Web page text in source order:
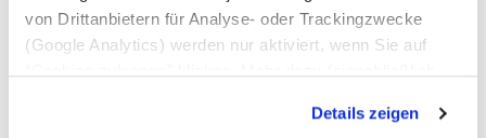
von Drittanbietern für Analyse- oder Trackingzwecke
(Google Analytics) werden nur aktiviert, wenn Sie auf
Datenschutzerklärung—
Details zeigen
allen nachfolgenden Seitenanfragen und
zukünftigen Benutzersitzungen automatisch
für bis zu 12 Monate lesen und respektieren
kann. Sie haben jederzeit die Möglichkeit Ihren